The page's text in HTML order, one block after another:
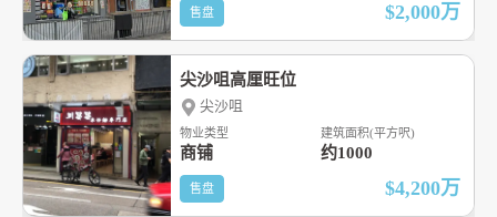
售盘 $2,000万
尖沙咀高厘旺位
尖沙咀
物业类型
商铺
建筑面积(平方呎)
约1000
售盘 $4,200万